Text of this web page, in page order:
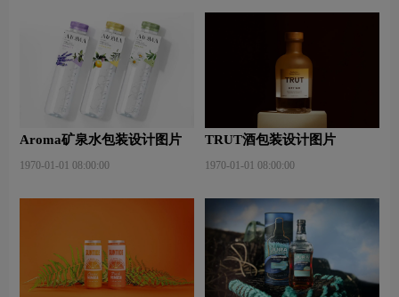
Aroma矿泉水包装设计图片
1970-01-01 08:00:00
TRUT酒包装设计图片
1970-01-01 08:00:00